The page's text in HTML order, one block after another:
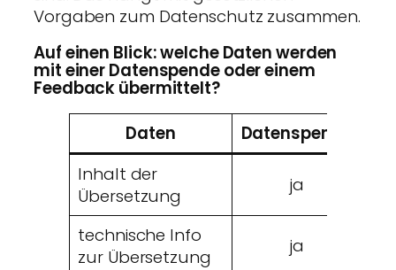
Vorgaben zum Datenschutz zusammen.
Auf einen Blick: welche Daten werden
mit einer Datenspende oder einem
Feedback übermittelt?
Daten Datenspende
Inhalt der
Übersetzung
ja
technische Info
zur Übersetzung
ja